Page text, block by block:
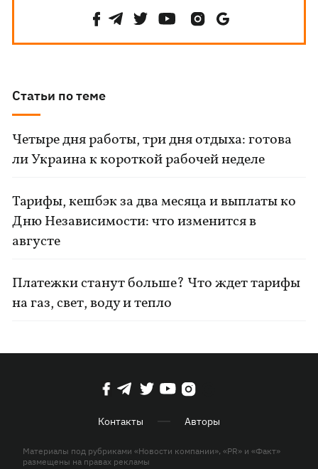
Статьи по теме
Четыре дня работы, три дня отдыха: готова
ли Украина к короткой рабочей неделе
Тарифы, кешбэк за два месяца и выплаты ко
Дню Независимости: что изменится в
августе
Платежки станут больше? Что ждет тарифы
на газ, свет, воду и тепло
Контакты Авторы
Материалы под рубриками «Новости компании», «PR» и «Факт»
размещены на правах рекламы